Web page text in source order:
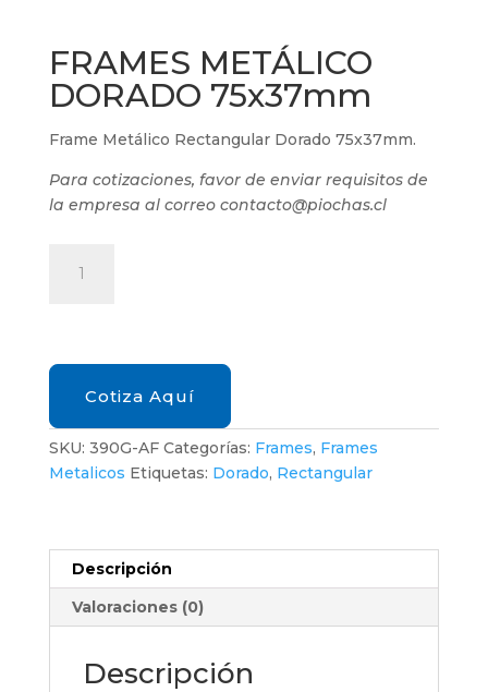
FRAMES METÁLICO
DORADO 75x37mm
Frame Metálico Rectangular Dorado 75x37mm.
Para cotizaciones, favor de enviar requisitos de
la empresa al correo contacto@piochas.cl
METÁLICO
Cotiza Aquí
SKU: 390G-AF Categorías: Frames, Frames
Metalicos Etiquetas: Dorado, Rectangular
Descripción
Valoraciones (0)
Descripción